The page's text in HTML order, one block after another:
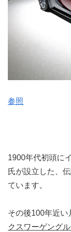
参照
1900年代初頭に
氏が設立した、
ています。
その後100年近い
クスワーゲング